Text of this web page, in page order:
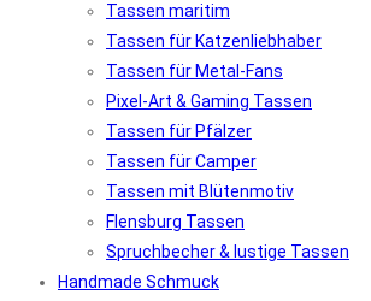
Tassen maritim
Tassen für Katzenliebhaber
Tassen für Metal-Fans
Pixel-Art & Gaming Tassen
Tassen für Pfälzer
Tassen für Camper
Tassen mit Blütenmotiv
Flensburg Tassen
Spruchbecher & lustige Tassen
Handmade Schmuck